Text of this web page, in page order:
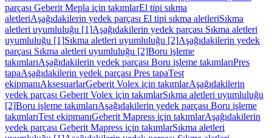
parçası Geberit Mepla için takımlarEl tipi sıkma
aletleriAşağıdakilerin yedek parçası El tipi sıkma aletleriSıkma
aletleri uyumluluğu [1]Aşağıdakilerin yedek parçası Sıkma aletleri
uyumluluğu [1]Sıkma aletleri uyumluluğu [2]Aşağıdakilerin yedek
parçası Sıkma aletleri uyumluluğu [2]Boru işleme
takımlarıAşağıdakilerin yedek parçası Boru işleme takımlarıPres
tapaAşağıdakilerin yedek parçası Pres tapaTest
ekipmanıAksesuarlarGeberit Volex için takımlarAşağıdakilerin
yedek parçası Geberit Volex için takımlarSıkma aletleri uyumluluğu
[2]Boru işleme takımlarıAşağıdakilerin yedek parçası Boru işleme
takımlarıTest ekipmanıGeberit Mapress için takımlarAşağıdakilerin
yedek parçası Geberit Mapress için takımlarSıkma aletleri